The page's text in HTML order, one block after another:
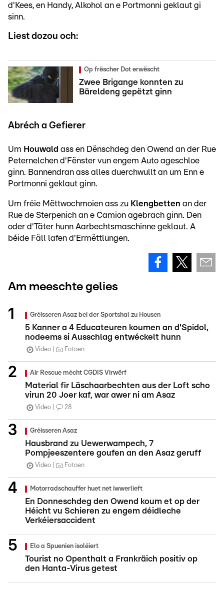
d'Kees, en Handy, Alkohol an e Portmonni geklaut gi
sinn.
Liest dozou och:
Op frëscher Dot erwëscht
Zwee Brigange konnten zu
Bäreldeng gepëtzt ginn
Abréch a Gefierer
Um Houwald ass en Dënschdeg den Owend an der Rue
Peternelchen d'Fënster vun engem Auto ageschloe
ginn. Bannendran ass alles duerchwullt an um Enn e
Portmonni geklaut ginn.
Um fréie Mëttwochmoien ass zu Klengbetten an der
Rue de Sterpenich an e Camion agebrach ginn. Den
oder d'Täter hunn Aarbechtsmaschinne geklaut. A
béide Fäll lafen d'Ermëttlungen.
Am meeschte gelies
Gréisseren Asaz bei der Sportshal zu Housen
5 Kanner a 4 Educateuren koumen an d'Spidol,
nodeems si Ausschlag entwéckelt hunn
Video Fotoen
Air Rescue mécht CGDIS Virwërf
Material fir Läschaarbechten aus der Loft scho
virun 20 Joer kaf, war awer ni am Asaz
Video 28
Gréisseren Asaz
Hausbrand zu Uewerwampech, 7
Pompjeeszentere goufen an den Asaz geruff
Video Fotoen
Motorradschauffer huet net iwwerlieft
En Donneschdeg den Owend koum et op der
Héicht vu Schieren zu engem déidleche
Verkéiersaccident
Elo a Spuenien isoléiert
Tourist no Openthalt a Frankräich positiv op
den Hanta-Virus getest